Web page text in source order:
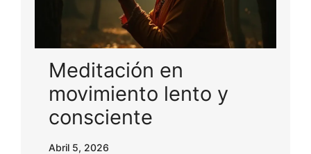
Meditación en
movimiento lento y
consciente
Abril 5, 2026